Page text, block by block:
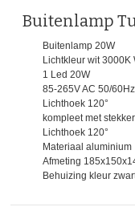
Buitenlamp
Buitenlamp 20W
Lichtkleur wit 3000K
1 Led 20W
85-265V AC 50/60Hz
Lichthoek 120°
kompleet met
Lichthoek 120°
Materiaal aluminium
Afmeting
Behuizing kleur